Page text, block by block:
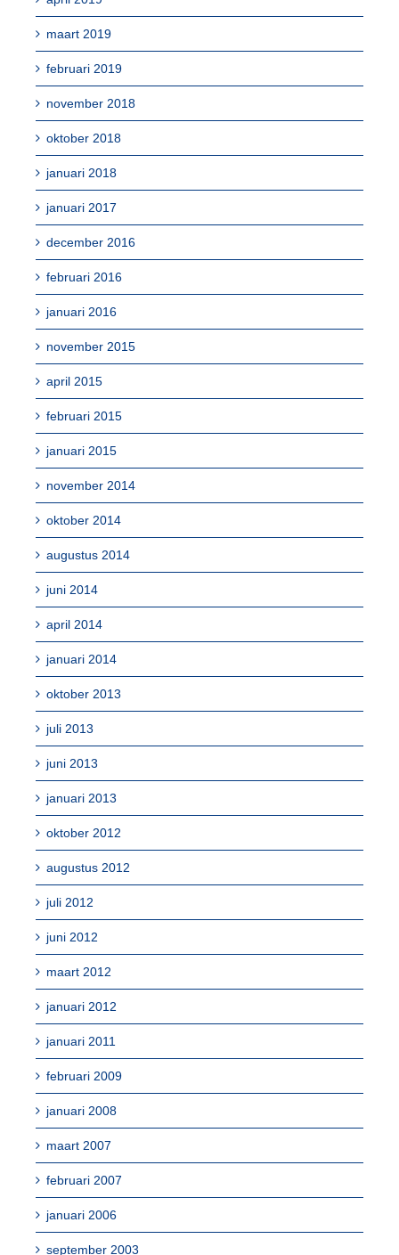
maart 2019
februari 2019
november 2018
oktober 2018
januari 2018
januari 2017
december 2016
februari 2016
januari 2016
november 2015
april 2015
februari 2015
januari 2015
november 2014
oktober 2014
augustus 2014
juni 2014
april 2014
januari 2014
oktober 2013
juli 2013
juni 2013
januari 2013
oktober 2012
augustus 2012
juli 2012
juni 2012
maart 2012
januari 2012
januari 2011
februari 2009
januari 2008
maart 2007
februari 2007
januari 2006
september 2003